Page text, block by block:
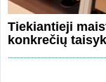
Tiekiantieji
konkrečių